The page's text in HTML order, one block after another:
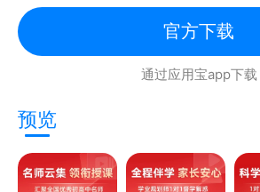
官方下载
通过应用宝app下载
预览